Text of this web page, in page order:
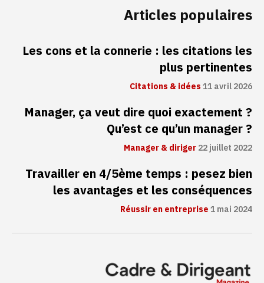
Articles populaires
Les cons et la connerie : les citations les
plus pertinentes
Citations & idées11 avril 2026
Manager, ça veut dire quoi exactement ?
Qu’est ce qu’un manager ?
Manager & diriger22 juillet 2022
Travailler en 4/5ème temps : pesez bien
les avantages et les conséquences
Réussir en entreprise1 mai 2024